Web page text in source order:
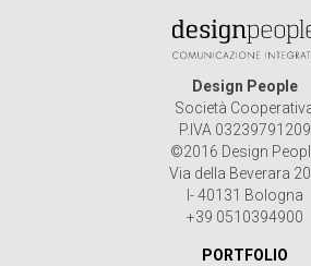
Design People
Società
P.IVA 03239791209
©2016 Design
Via della Beverara
I- 40131 Bologna
+39 0510394900
PORTFOLIO